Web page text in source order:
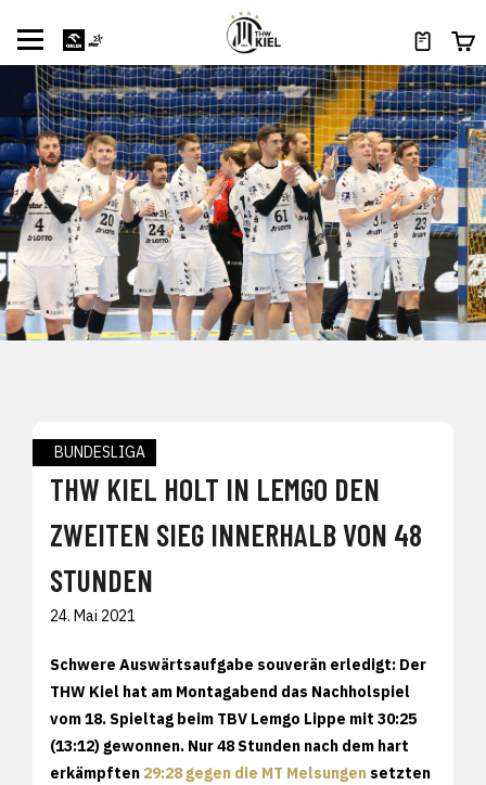
BUNDESLIGA
THW KIEL HOLT IN LEMGO DEN
ZWEITEN SIEG INNERHALB VON 48
STUNDEN
24. Mai 2021
Schwere Auswärtsaufgabe souverän erledigt: Der
THW Kiel hat am Montagabend das Nachholspiel
vom 18. Spieltag beim TBV Lemgo Lippe mit 30:25
(13:12) gewonnen. Nur 48 Stunden nach dem hart
erkämpften 29:28 gegen die MT Melsungen setzten